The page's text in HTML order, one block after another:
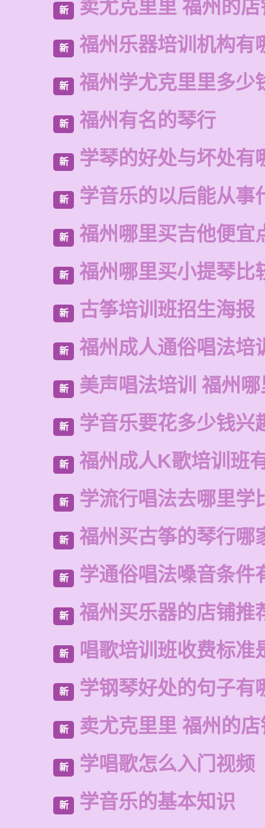
新 卖尤克里里 福州的
新 福州乐器培训机构有
新 福州学尤克里里多少
新 福州有名的琴行
新 学琴的好处与坏处有
新 学音乐的以后能从事
新 福州哪里买吉他便宜
新 福州哪里买小提琴比
新 古筝培训班招生海报
新 福州成人通俗唱法培
新 美声唱法培训 福州
新 学音乐要花多少钱兴
新 福州成人K歌培训班
新 学流行唱法去哪里学
新 福州买古筝的琴行哪
新 学通俗唱法嗓音条件
新 福州买乐器的店铺推
新 唱歌培训班收费标准
新 学钢琴好处的句子有
新 卖尤克里里 福州的
新 学唱歌怎么入门视频
新 学音乐的基本知识